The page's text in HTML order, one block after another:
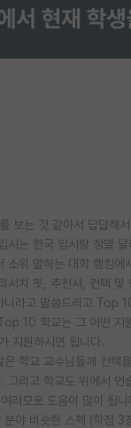
보는 것 같아서 답답해서
시는 한국 입시랑 정
소위 말하는 대학 랭킹에
서치 핏, 추천서, 컨택
니라고 말씀드리고 Top
10 학교는 그 어떤 지
지원하시면 됩니다.
학교 교수님들께 컨
그리고 학교도 위에서
러모로 도움이 많이 됩니
분야 비슷한 스펙 (학